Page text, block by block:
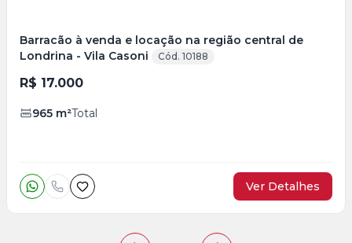
Barracão à venda e locação na região central de
Londrina - Vila Casoni
Cód. 10188
R$ 17.000
965 m²Total
Ver Detalhes